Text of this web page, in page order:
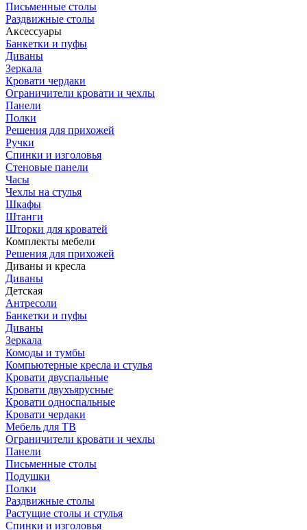
Письменные столы
Раздвижные столы
Аксессуары
Банкетки и пуфы
Диваны
Зеркала
Кровати чердаки
Ограничители кровати и чехлы
Панели
Полки
Решения для прихожей
Ручки
Спинки и изголовья
Стеновые панели
Часы
Чехлы на стулья
Шкафы
Штанги
Шторки для кроватей
Комплекты мебели
Решения для прихожей
Диваны и кресла
Диваны
Детская
Антресоли
Банкетки и пуфы
Диваны
Зеркала
Комоды и тумбы
Компьютерные кресла и стулья
Кровати двуспальные
Кровати двухъярусные
Кровати односпальные
Кровати чердаки
Мебель для ТВ
Ограничители кровати и чехлы
Панели
Письменные столы
Подушки
Полки
Раздвижные столы
Растущие столы и стулья
Спинки и изголовья